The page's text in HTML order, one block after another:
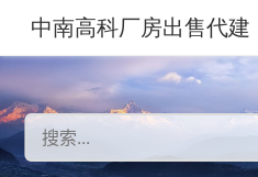
中南高科厂房出售代建